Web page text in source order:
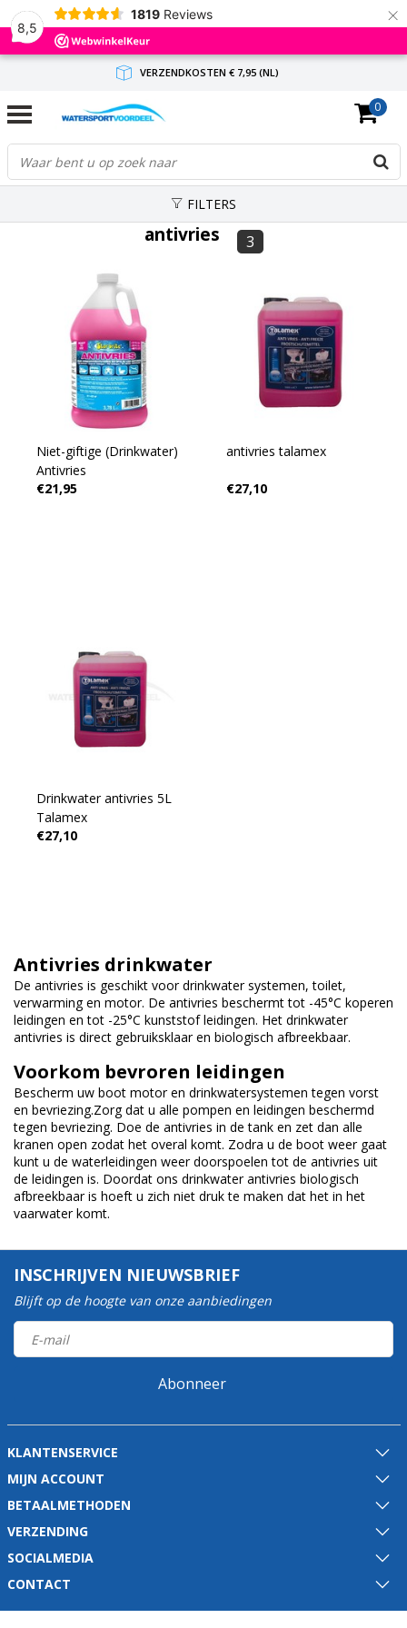
8,5
1819 Reviews ×
VERZENDKOSTEN € 7,95 (NL)
GRATIS VERZENDING(NL) VANAF € 65,-
BINNEN 1-3 WERKDAGEN ANTWOORD
0
FILTERS
antivries 3
Niet-giftige (Drinkwater)
Antivries
€21,95
antivries talamex
€27,10
Drinkwater antivries 5L
Talamex
€27,10
Antivries drinkwater
De antivries is geschikt voor drinkwater systemen, toilet,
verwarming en motor. De antivries beschermt tot -45°C koperen
leidingen en tot -25°C kunststof leidingen. Het drinkwater
antivries is direct gebruiksklaar en biologisch afbreekbaar.
Voorkom bevroren leidingen
Bescherm uw boot motor en drinkwatersystemen tegen vorst
en bevriezing.Zorg dat u alle pompen en leidingen beschermd
tegen bevriezing. Doe de antivries in de tank en zet dan alle
kranen open zodat het overal komt. Zodra u de boot weer gaat
kunt u de waterleidingen weer doorspoelen tot de antivries uit
de leidingen is. Doordat ons drinkwater antivries biologisch
afbreekbaar is hoeft u zich niet druk te maken dat het in het
vaarwater komt.
INSCHRIJVEN NIEUWSBRIEF
Blijft op de hoogte van onze aanbiedingen
Abonneer
KLANTENSERVICE
MIJN ACCOUNT
BETAALMETHODEN
VERZENDING
SOCIALMEDIA
CONTACT